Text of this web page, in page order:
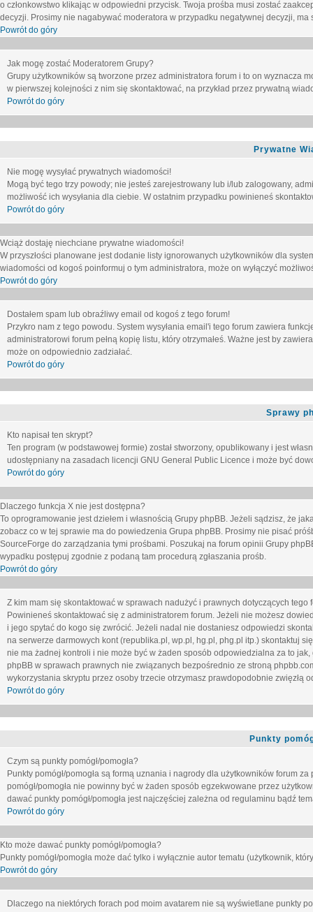
o członkowstwo klikając w odpowiedni przycisk. Twoja prośba musi zostać
decyzji. Prosimy nie nagabywać moderatora w przypadku negatywnej decyzji, ma
Powrót do góry
Jak mogę zostać Moderatorem Grupy?
Grupy użytkowników są tworzone przez administratora forum i to on wyznacza
w pierwszej kolejności z nim się skontaktować, na przykład przez prywatną
Powrót do góry
Prywatne
Nie mogę wysyłać prywatnych wiadomości!
Mogą być tego trzy powody; nie jesteś zarejestrowany lub i/lub zalogowany,
możliwość ich wysyłania dla ciebie. W ostatnim przypadku powinieneś
Powrót do góry
Wciąż dostaję niechciane prywatne wiadomości!
W przyszłości planowane jest dodanie listy ignorowanych użytkowników dla
wiadomości od kogoś poinformuj o tym administratora, może on wyłączyć
Powrót do góry
Dostałem spam lub obraźliwy email od kogoś z tego forum!
Przykro nam z tego powodu. System wysyłania email'i tego forum zawiera
administratorowi forum pełną kopię listu, który otrzymałeś. Ważne jest by
może on odpowiednio zadziałać.
Powrót do góry
Sprawy
Kto napisał ten skrypt?
Ten program (w podstawowej formie) został stworzony, opublikowany i jest
udostępniany na zasadach licencji GNU General Public Licence i może być
Powrót do góry
Dlaczego funkcja X nie jest dostępna?
To oprogramowanie jest dziełem i własnością Grupy phpBB. Jeżeli sądzisz, że
zobacz co w tej sprawie ma do powiedzenia Grupa phpBB. Prosimy nie pisać
SourceForge do zarządzania tymi prośbami. Poszukaj na forum opinii Grupy
wypadku postępuj zgodnie z podaną tam procedurą zgłaszania prośb.
Powrót do góry
Z kim mam się skontaktować w sprawach nadużyć i prawnych dotyczących tego
Powinieneś skontaktować się z administratorem forum. Jeżeli nie możesz
i jego spytać do kogo się zwrócić. Jeżeli nadal nie dostaniesz odpowiedzi
na serwerze darmowych kont (republika.pl, wp.pl, hg.pl, phg.pl itp.) skontaktuj
nie ma żadnej kontroli i nie może być w żaden sposób odpowiedzialna za to
phpBB w sprawach prawnych nie związanych bezpośrednio ze stroną
wykorzystania skryptu przez osoby trzecie otrzymasz prawdopodobnie zwięzłą
Powrót do góry
Punkty
Czym są punkty pomógł/pomogła?
Punkty pomógł/pomogła są formą uznania i nagrody dla użytkowników forum
pomógł/pomogła nie powinny być w żaden sposób egzekwowane przez
dawać punkty pomógł/pomogła jest najczęściej zależna od regulaminu bądź
Powrót do góry
Kto może dawać punkty pomógł/pomogła?
Punkty pomógł/pomogła może dać tylko i wyłącznie autor tematu (użytkownik,
Powrót do góry
Dlaczego na niektórych forach pod moim avatarem nie są wyświetlane punkty